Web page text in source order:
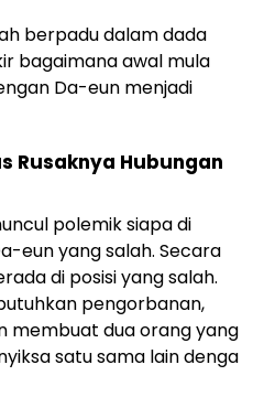
berpadu dalam dada
bagaimana awal mula
Da-eun menjadi
Rusaknya Hubungan
polemik siapa di
eun yang salah. Secara
di posisi yang salah.
pengorbanan,
membuat dua orang yang
satu sama lain denga